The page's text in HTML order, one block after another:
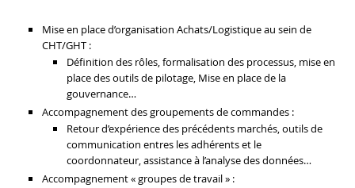
Mise en place d’organisation Achats/Logistique au sein de
CHT/GHT :
Définition des rôles, formalisation des processus, mise en
place des outils de pilotage, Mise en place de la
gouvernance…
Accompagnement des groupements de commandes :
Retour d’expérience des précédents marchés, outils de
communication entres les adhérents et le
coordonnateur, assistance à l’analyse des données…
Accompagnement « groupes de travail » :